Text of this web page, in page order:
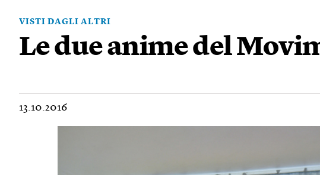
VISTI DAGLI ALTRI
Le due anime del
13.10.2016